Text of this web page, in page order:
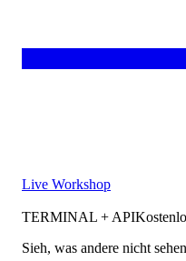
Live Workshop
TERMINAL + API
Sieh, was andere nicht sehen